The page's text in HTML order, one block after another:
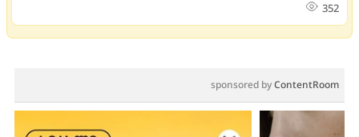
352
sponsored byContentRoom